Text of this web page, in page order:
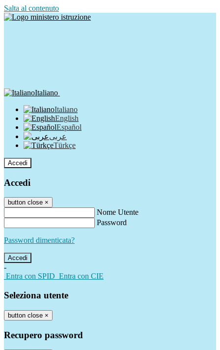
Salta al contenuto
Italiano
Italiano
English
Español
عربى
Türkçe
Accedi
Accedi
button close ×
Nome Utente
Password
Password dimenticata?
-
Entra con SPID Entra con CIE
Seleziona utente
button close ×
Recupero password